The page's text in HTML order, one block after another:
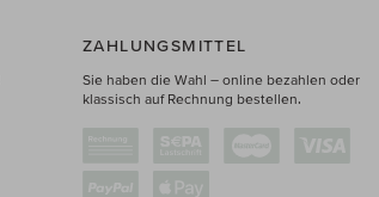
ZAHLUNGSMITTEL
Sie haben die Wahl – online bezahlen oder
klassisch auf Rechnung bestellen.